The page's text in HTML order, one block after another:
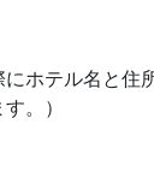
ホテル名と
。）